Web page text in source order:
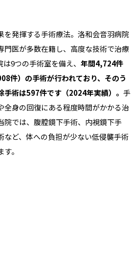
を発揮する手術療法。洛和会音羽病院
門医が多数在籍し、高度な技術で治療
9つの手術室を備え、 年間4,724件
件）の手術が行われており、そのう
手術は597件です（2024年実績）。 手
全身の回復にある程度時間がかかる治
院では、腹腔鏡下手術、内視鏡下手
など、体への負担が少ない低侵襲手術
。